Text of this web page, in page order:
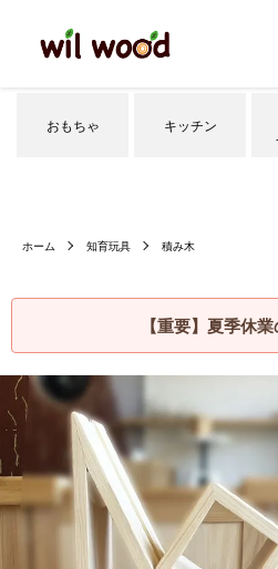
おもちゃ キッチン
ホーム 知育玩具 積み木
【重要】夏季休